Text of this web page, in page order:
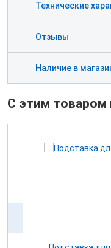
Технические
Отзывы
Наличие в
С этим товаром